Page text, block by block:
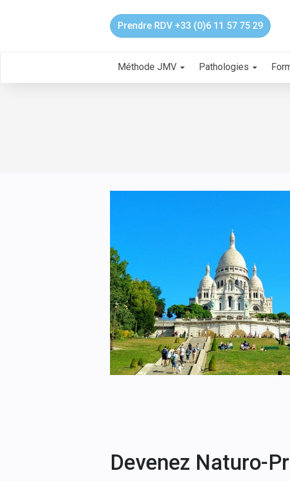
Prendre RDV +33 (0)6 11 57 75 29
Méthode JMV Pathologies
Devenez Naturo-